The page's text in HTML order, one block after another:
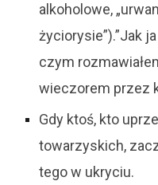
alkoholowe,
życiorysie”).”Jak ja
czym
wieczorem przez
Gdy ktoś, kto
towarzyskich,
tego w ukryciu.